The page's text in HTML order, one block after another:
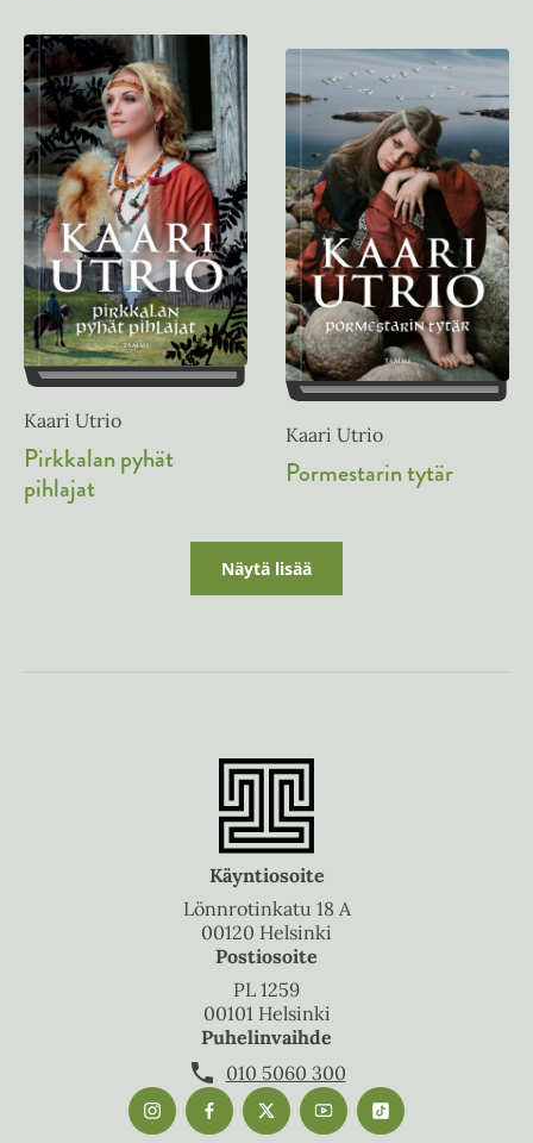
Kaari Utrio
Pirkkalan pyhät
pihlajat
Kaari Utrio
Pormestarin tytär
Näytä lisää
Käyntiosoite
Lönnrotinkatu 18 A
00120 Helsinki
Postiosoite
PL 1259
00101 Helsinki
Puhelinvaihde
010 5060 300